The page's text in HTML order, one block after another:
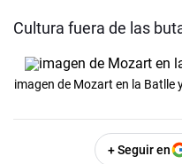
Cultura fuera de las
imagen de Mozart en la Batlle
+ Seguir en